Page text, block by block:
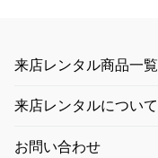
来店レンタル商品一覧
来店レンタルについて
お問い合わせ